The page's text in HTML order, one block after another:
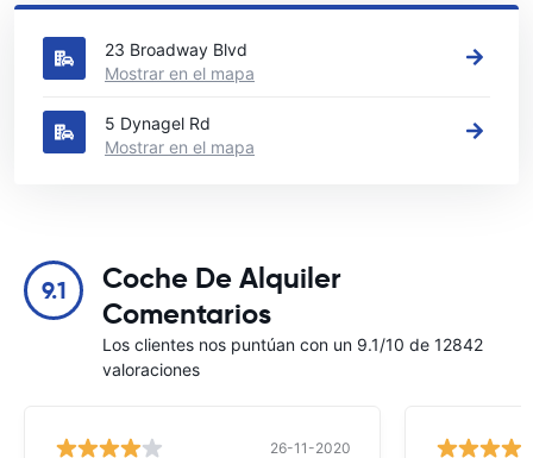
Strand
23 Broadway Blvd
Mostrar en el mapa
5 Dynagel Rd
Mostrar en el mapa
9.1
Coche De Alquiler
Comentarios
Los clientes nos puntúan con un 9.1/10 de 12842
valoraciones
26-11-2020